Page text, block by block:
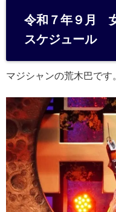
e
n
令和７年９月
スケジュール
マジシャンの荒木巴です